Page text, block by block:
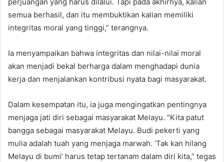
semua berhasil, dan itu membuktikan kalian memiliki
integritas moral yang tinggi,” terangnya.
Ia menyampaikan bahwa integritas dan nilai-nilai moral
akan menjadi bekal berharga dalam menghadapi dunia
kerja dan menjalankan kontribusi nyata bagi masyarakat.
Dalam kesempatan itu, ia juga mengingatkan pentingnya
menjaga jati diri sebagai masyarakat Melayu. “Kita patut
bangga sebagai masyarakat Melayu. Budi pekerti yang
mulia adalah tuah yang menjaga marwah. ‘Tak kan hilang
Melayu di bumi’ harus tetap tertanam dalam diri kita,” tegas